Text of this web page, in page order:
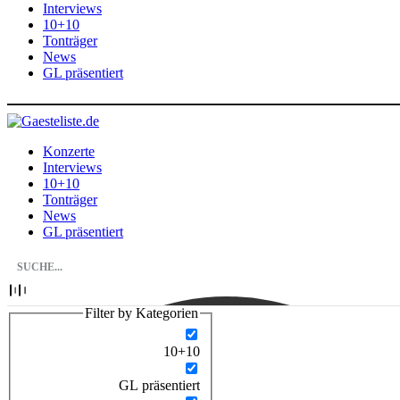
Interviews
10+10
Tonträger
News
GL präsentiert
Konzerte
Interviews
10+10
Tonträger
News
GL präsentiert
Filter by Kategorien
10+10
GL präsentiert